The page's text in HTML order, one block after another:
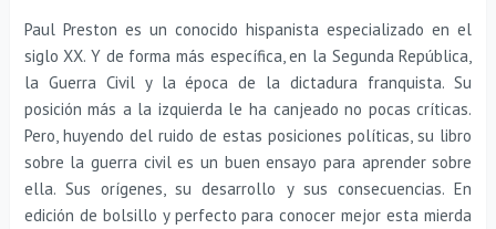
Paul Preston es un conocido hispanista especializado en el
siglo XX. Y de forma más específica, en la Segunda República,
la Guerra Civil y la época de la dictadura franquista. Su
posición más a la izquierda le ha canjeado no pocas críticas.
Pero, huyendo del ruido de estas posiciones políticas, su libro
sobre la guerra civil es un buen ensayo para aprender sobre
ella. Sus orígenes, su desarrollo y sus consecuencias. En
edición de bolsillo y perfecto para conocer mejor esta mierda